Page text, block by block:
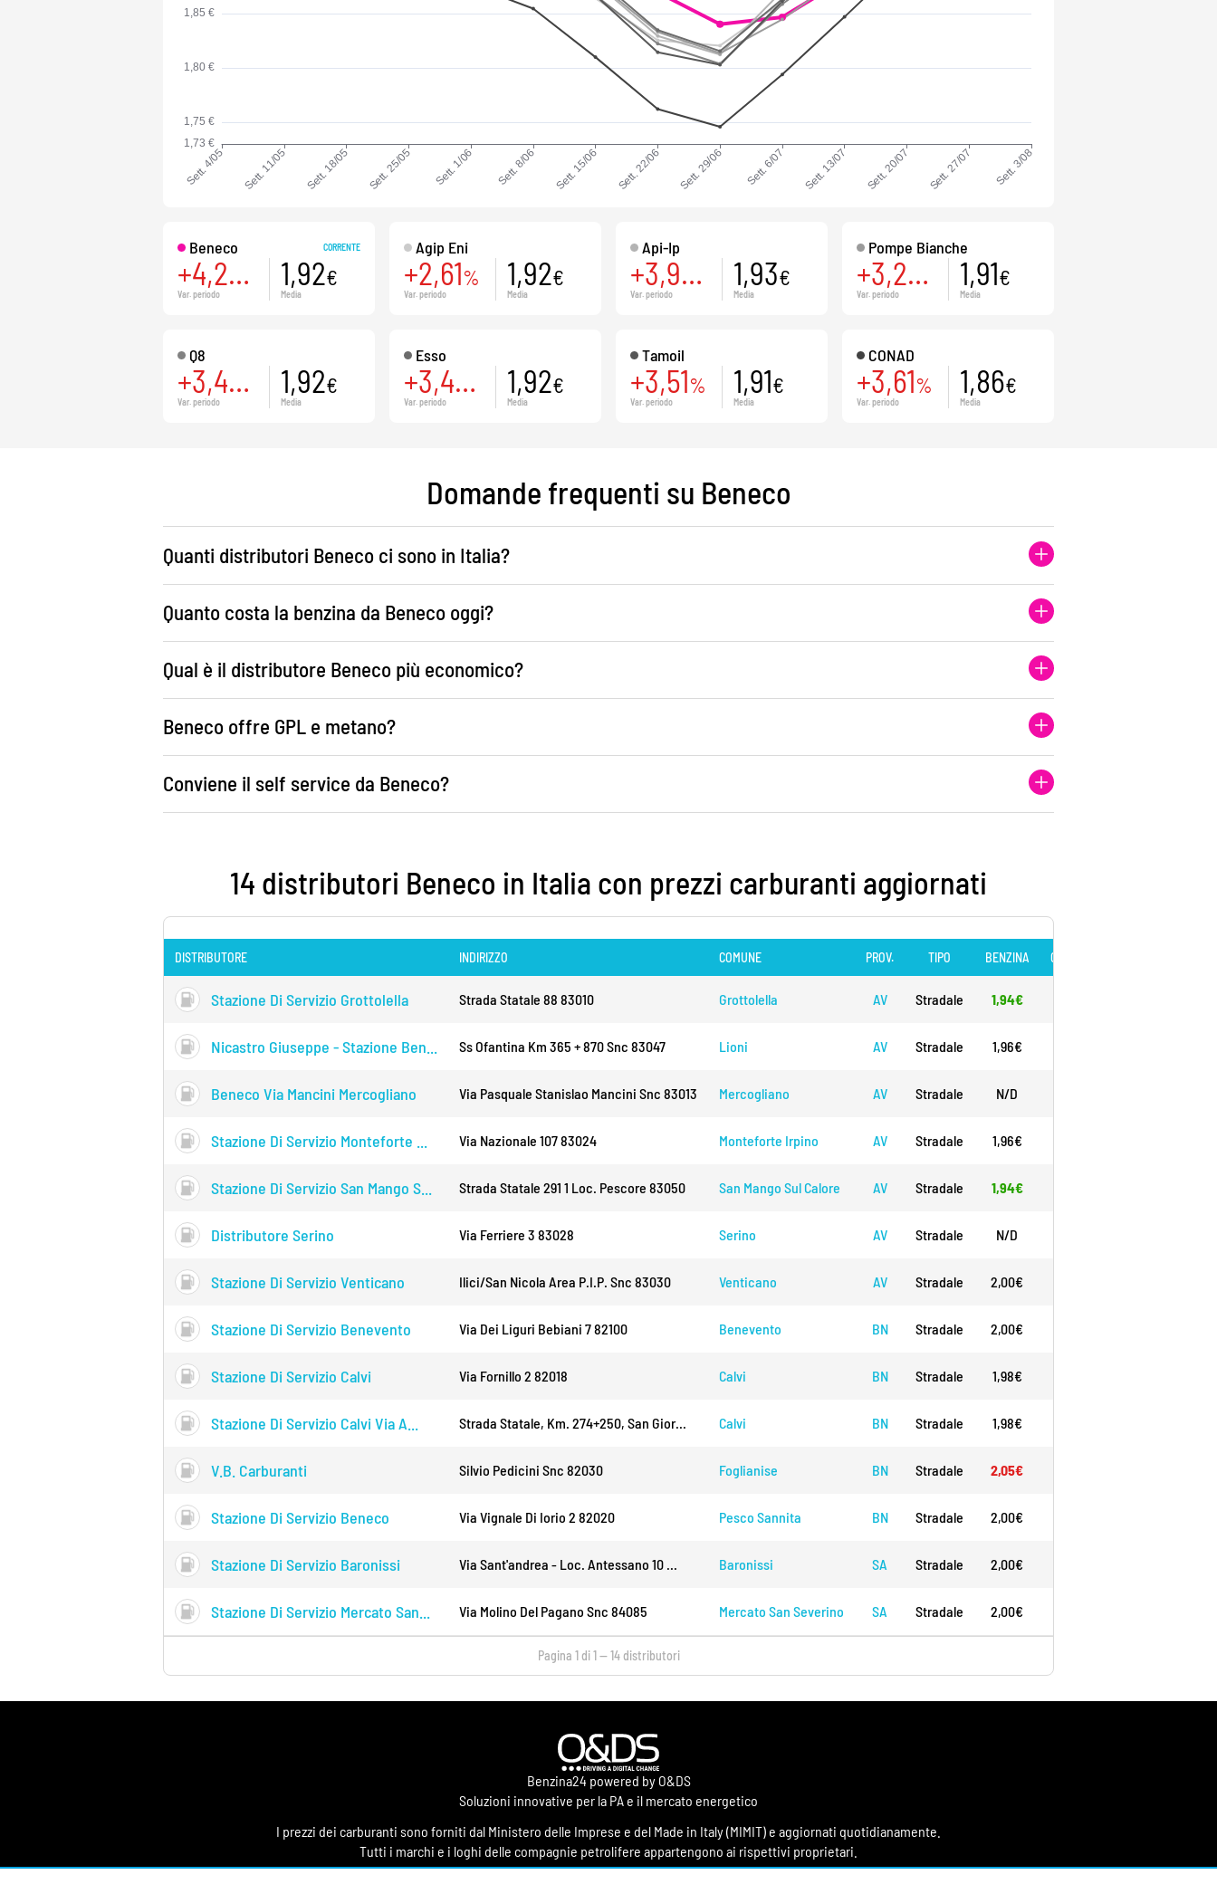
Beneco CORRENTE
+4,24%
Var. periodo
1,92€
Media
Agip Eni
+2,61%
Var. periodo
1,92€
Media
Api-Ip
+3,94%
Var. periodo
1,93€
Media
Pompe Bianche
+3,24%
Var. periodo
1,91€
Media
Q8
+3,49%
Var. periodo
1,92€
Media
Esso
+3,48%
Var. periodo
1,92€
Media
Tamoil
+3,51%
Var. periodo
1,91€
Media
CONAD
+3,61%
Var. periodo
1,86€
Media
Domande frequenti su Beneco
Quanti distributori Beneco ci sono in Italia?
Quanto costa la benzina da Beneco oggi?
Qual è il distributore Beneco più economico?
Beneco offre GPL e metano?
Conviene il self service da Beneco?
14 distributori Beneco in Italia con prezzi carburanti aggiornati
DISTRIBUTORE INDIRIZZO COMUNE PROV. TIPO BENZINA GASOLIO
Stazione Di Servizio Grottolella Strada Statale 88 83010 Grottolella AV Stradale 1,94€
Nicastro Giuseppe - Stazione Ben... Ss Ofantina Km 365 + 870 Snc 83047 Lioni AV Stradale 1,96€
Beneco Via Mancini Mercogliano Via Pasquale Stanislao Mancini Snc 83013 Mercogliano AV Stradale N/D
Stazione Di Servizio Monteforte ... Via Nazionale 107 83024 Monteforte Irpino AV Stradale 1,96€
Stazione Di Servizio San Mango S... Strada Statale 291 1 Loc. Pescore 83050 San Mango Sul Calore AV Stradale 1,94€
Distributore Serino Via Ferriere 3 83028 Serino AV Stradale N/D
Stazione Di Servizio Venticano Ilici/san Nicola Area P.i.p. Snc 83030 Venticano AV Stradale 2,00€
Stazione Di Servizio Benevento Via Dei Liguri Bebiani 7 82100 Benevento BN Stradale 2,00€
Stazione Di Servizio Calvi Via Fornillo 2 82018 Calvi BN Stradale 1,98€
Stazione Di Servizio Calvi Via A... Strada Statale, Km. 274+250, San Gior... Calvi BN Stradale 1,98€
V.b. Carburanti Silvio Pedicini Snc 82030 Foglianise BN Stradale 2,05€
Stazione Di Servizio Beneco Via Vignale Di Iorio 2 82020 Pesco Sannita BN Stradale 2,00€
Stazione Di Servizio Baronissi Via Sant'andrea - Loc. Antessano 10 ... Baronissi SA Stradale 2,00€
Stazione Di Servizio Mercato San... Via Molino Del Pagano Snc 84085 Mercato San Severino SA Stradale 2,00€
Pagina 1 di 1 — 14 distributori
Benzina24 powered by O&DS
Soluzioni innovative per la PA e il mercato energetico
I prezzi dei carburanti sono forniti dal Ministero delle Imprese e del Made in Italy (MIMIT) e aggiornati quotidianamente.
Tutti i marchi e i loghi delle compagnie petrolifere appartengono ai rispettivi proprietari.